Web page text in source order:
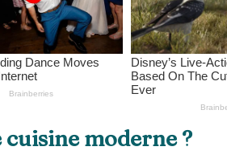
moderne ?